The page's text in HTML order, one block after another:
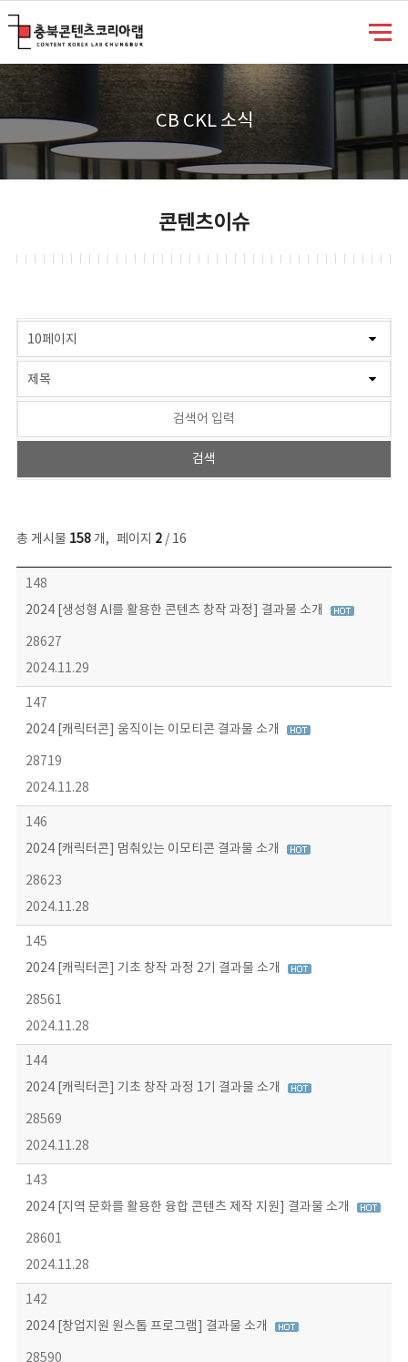
CB CKL 소식
콘텐츠이슈
총 게시물 158개, 페이지 2/ 16
콘텐츠이슈 목록 - 번호, 제목, 작성자, 파일, 조회수, 작성일 정보 제공
148
2024 [생성형 AI를 활용한 콘텐츠 창작 과정] 결과물 소개
28627
2024.11.29
147
2024 [캐릭터콘] 움직이는 이모티콘 결과물 소개
28719
2024.11.28
146
2024 [캐릭터콘] 멈춰있는 이모티콘 결과물 소개
28623
2024.11.28
145
2024 [캐릭터콘] 기초 창작 과정 2기 결과물 소개
28561
2024.11.28
144
2024 [캐릭터콘] 기초 창작 과정 1기 결과물 소개
28569
2024.11.28
143
2024 [지역 문화를 활용한 융합 콘텐츠 제작 지원] 결과물 소개
28601
2024.11.28
142
2024 [창업지원 원스톱 프로그램] 결과물 소개
28590